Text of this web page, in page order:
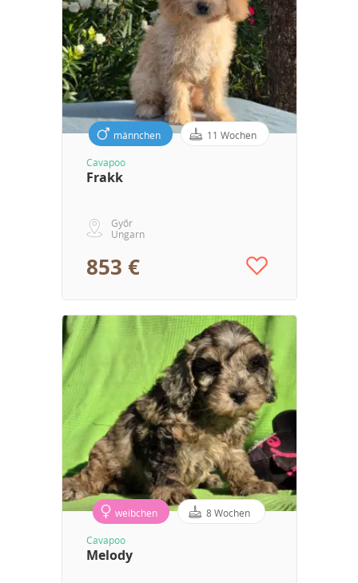
männchen 11 Wochen
Cavapoo
Frakk
Győr
Ungarn
853 €
weibchen 8 Wochen
Cavapoo
Melody